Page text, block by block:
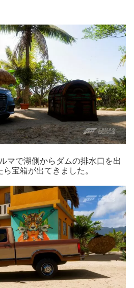
マで湖側からダムの排水口を出
宝箱が出てきました。